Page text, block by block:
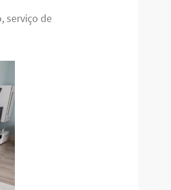
serviço de